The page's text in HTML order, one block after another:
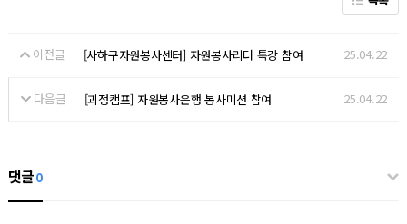
이전글 [사하구자원봉사센터] 자원봉사리더 특강 참여 25.04.22
다음글 [괴정캠프] 자원봉사은행 봉사미션 참여 25.04.22
댓글0